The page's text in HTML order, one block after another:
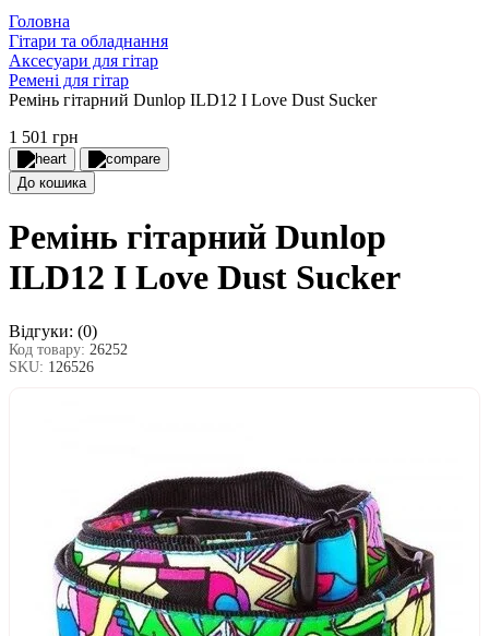
Головна
Гітари та обладнання
Аксесуари для гітар
Ремені для гітар
Ремінь гітарний Dunlop ILD12 I Love Dust Sucker
1 501 грн
До кошика
Ремінь гітарний Dunlop
ILD12 I Love Dust Sucker
Відгуки: (0)
Код товару: 26252
SKU: 126526